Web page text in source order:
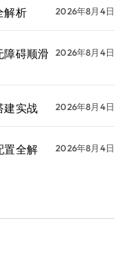
解析 2026年8月4日
障碍顺滑
2026年8月4日
建实战 2026年8月4日
置全解 2026年8月4日